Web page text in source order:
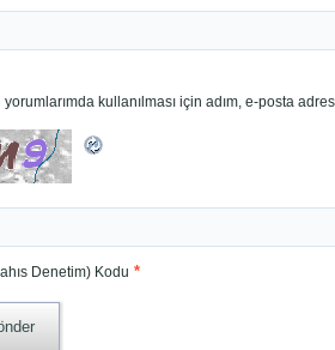
kullanılması için adım, e-posta
Denetim) Kodu *